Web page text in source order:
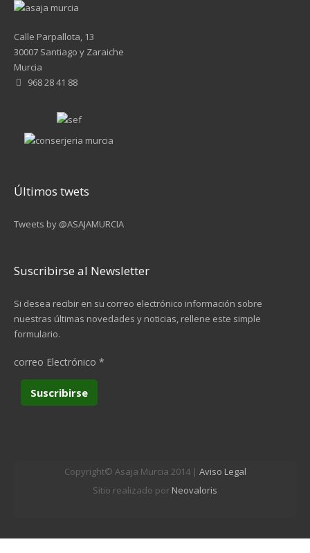
Calle Parpallota, 13
30007 Santiago y Zaraiche
Murcia
968 28 41 88
Últimos twets
Tweets by @ASAJAMURCIA
Suscribirse al Newsletter
Si desea recibir en su correo electrónico información sobre
nuestras últimas novedades y noticias, rellene este simple
formulario.
correo Electrónico *
Copyright© Asaja Murcia 2014 | Aviso Legal
Sitio realizado por Neovaloris